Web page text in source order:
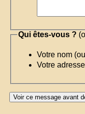
Qui êtes-vous ?
Votre nom
Votre